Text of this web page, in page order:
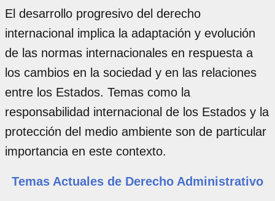
El desarrollo progresivo del derecho
internacional implica la adaptación y evolución
de las normas internacionales en respuesta a
los cambios en la sociedad y en las relaciones
entre los Estados. Temas como la
responsabilidad internacional de los Estados y la
protección del medio ambiente son de particular
importancia en este contexto.
Temas Actuales de Derecho Administrativo